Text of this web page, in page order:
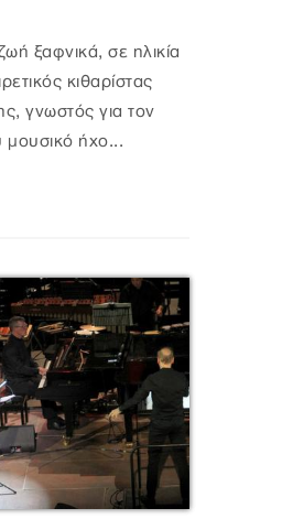
ξαφνικά, σε ηλικία
κιθαρίστας
γνωστός για τον
μουσικό ήχο...